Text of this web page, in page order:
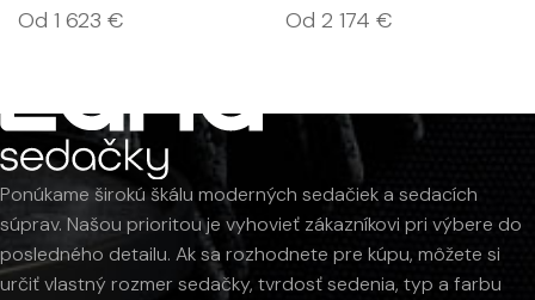
Od 1 623 € Od 2 174 €
Ponúkame širokú škálu moderných sedačiek a sedacích
súprav. Našou prioritou je vyhovieť zákazníkovi pri výbere do
posledného detailu. Ak sa rozhodnete pre kúpu, môžete si
určiť vlastný rozmer sedačky, tvrdosť sedenia, typ a farbu